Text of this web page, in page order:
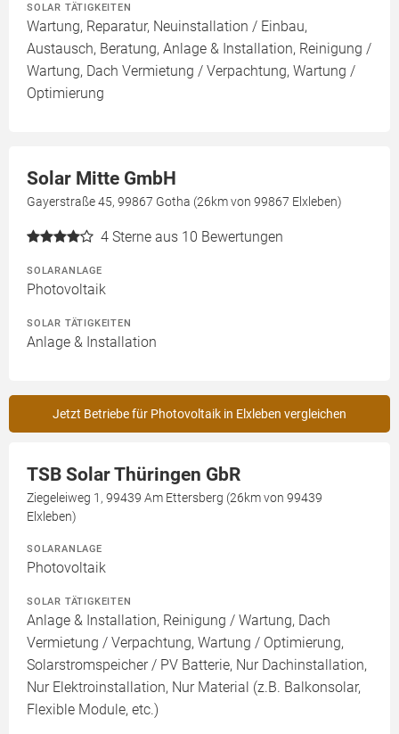
SOLAR TÄTIGKEITEN
Wartung, Reparatur, Neuinstallation / Einbau,
Austausch, Beratung, Anlage & Installation, Reinigung /
Wartung, Dach Vermietung / Verpachtung, Wartung /
Optimierung
Solar Mitte GmbH
Gayerstraße 45, 99867 Gotha (26km von 99867 Elxleben)
4 Sterne aus 10 Bewertungen
SOLARANLAGE
Photovoltaik
SOLAR TÄTIGKEITEN
Anlage & Installation
Jetzt Betriebe für Photovoltaik in Elxleben vergleichen
TSB Solar Thüringen GbR
Ziegeleiweg 1, 99439 Am Ettersberg (26km von 99439
Elxleben)
SOLARANLAGE
Photovoltaik
SOLAR TÄTIGKEITEN
Anlage & Installation, Reinigung / Wartung, Dach
Vermietung / Verpachtung, Wartung / Optimierung,
Solarstromspeicher / PV Batterie, Nur Dachinstallation,
Nur Elektroinstallation, Nur Material (z.B. Balkonsolar,
Flexible Module, etc.)